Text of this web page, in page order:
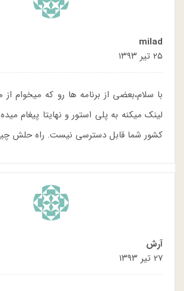
milad
۲۵ تیر ۱۳۹۳
با سلام،بعضی از برنامه ها رو که میخوام از
لینک میکنه به پلی استور و نهایتا پیغام
کشور شما قابل دسترسی نیست. راه حلش
آرش
۲۷ تیر ۱۳۹۳